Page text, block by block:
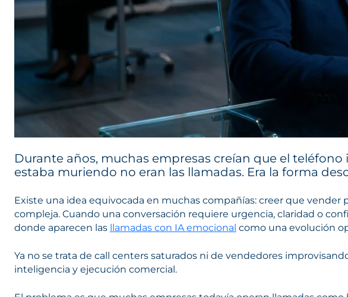
Durante años, muchas empresas creían que el
estaba muriendo no eran las llamadas. Era la forma
Existe una idea equivocada en muchas compañías: creer que
compleja. Cuando una conversación requiere urgencia, claridad o
donde aparecen las llamadas con IA emocional como una evolución
Ya no se trata de call centers saturados ni de vendedores
inteligencia y ejecución comercial.